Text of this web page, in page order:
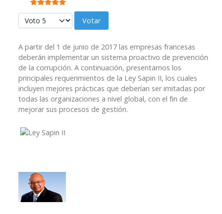
Ratio:5/5
Por favor, vote
A partir del 1 de junio de 2017 las empresas francesas
deberán implementar un sistema proactivo de prevención
de la corrupción. A continuación, presentamos los
principales requerimientos de la Ley Sapin II, los cuales
incluyen mejores prácticas que deberían ser imitadas por
todas las organizaciones a nivel global, con el fin de
mejorar sus procesos de gestión.